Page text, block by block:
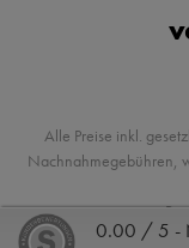
Alle Preise inkl.
Nachnahmegebühren,
0.00 / 5 -